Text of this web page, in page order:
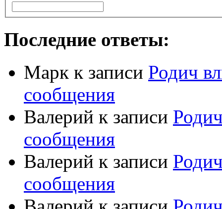
Последние ответы:
Марк к записи Родич
сообщения
Валерий к записи
сообщения
Валерий к записи
сообщения